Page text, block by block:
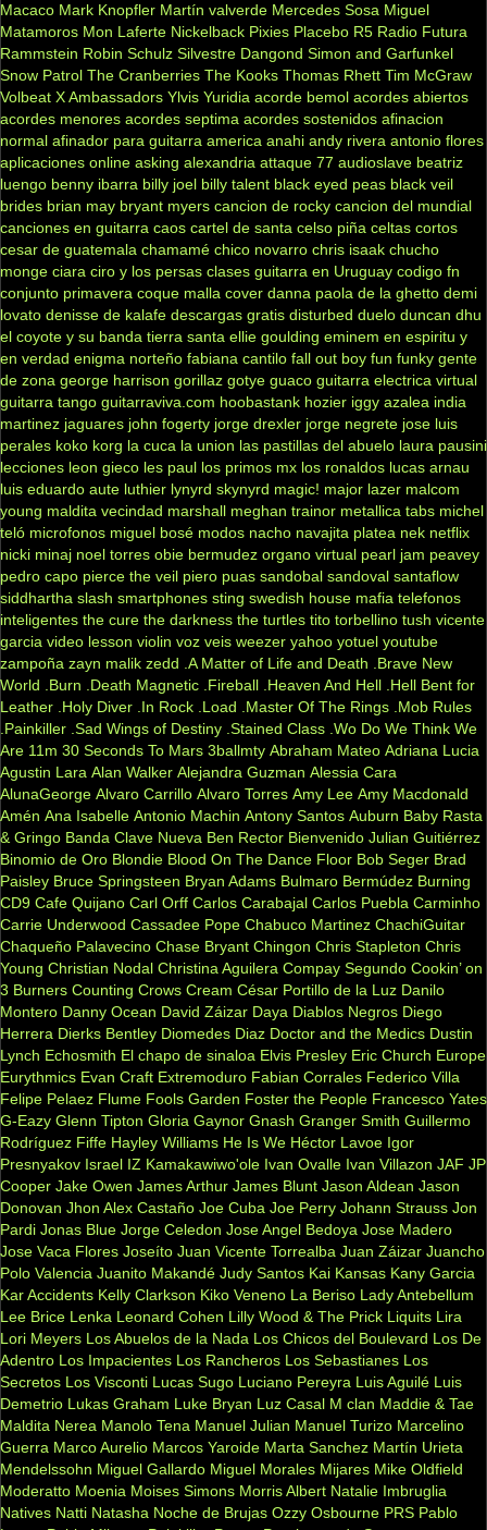
Macaco Mark Knopfler Martín valverde Mercedes Sosa Miguel
Matamoros Mon Laferte Nickelback Pixies Placebo R5 Radio Futura
Rammstein Robin Schulz Silvestre Dangond Simon and Garfunkel
Snow Patrol The Cranberries The Kooks Thomas Rhett Tim McGraw
Volbeat X Ambassadors Ylvis Yuridia acorde bemol acordes abiertos
acordes menores acordes septima acordes sostenidos afinacion
normal afinador para guitarra america anahi andy rivera antonio flores
aplicaciones online asking alexandria attaque 77 audioslave beatriz
luengo benny ibarra billy joel billy talent black eyed peas black veil
brides brian may bryant myers cancion de rocky cancion del mundial
canciones en guitarra caos cartel de santa celso piña celtas cortos
cesar de guatemala chamamé chico novarro chris isaak chucho
monge ciara ciro y los persas clases guitarra en Uruguay codigo fn
conjunto primavera coque malla cover danna paola de la ghetto demi
lovato denisse de kalafe descargas gratis disturbed duelo duncan dhu
el coyote y su banda tierra santa ellie goulding eminem en espiritu y
en verdad enigma norteño fabiana cantilo fall out boy fun funky gente
de zona george harrison gorillaz gotye guaco guitarra electrica virtual
guitarra tango guitarraviva.com hoobastank hozier iggy azalea india
martinez jaguares john fogerty jorge drexler jorge negrete jose luis
perales koko korg la cuca la union las pastillas del abuelo laura pausini
lecciones leon gieco les paul los primos mx los ronaldos lucas arnau
luis eduardo aute luthier lynyrd skynyrd magic! major lazer malcom
young maldita vecindad marshall meghan trainor metallica tabs michel
teló microfonos miguel bosé modos nacho navajita platea nek netflix
nicki minaj noel torres obie bermudez organo virtual pearl jam peavey
pedro capo pierce the veil piero puas sandobal sandoval santaflow
siddhartha slash smartphones sting swedish house mafia telefonos
inteligentes the cure the darkness the turtles tito torbellino tush vicente
garcia video lesson violin voz veis weezer yahoo yotuel youtube
zampoña zayn malik zedd .A Matter of Life and Death
.Brave New
World
.Burn .Death Magnetic .Fireball .Heaven And Hell .Hell Bent for
Leather .Holy Diver .In Rock .Load .Master Of The Rings .Mob Rules
.Painkiller .Sad Wings of Destiny .Stained Class .Wo Do We Think We
Are 11m 30 Seconds To Mars 3ballmty Abraham Mateo Adriana Lucia
Agustin Lara Alan Walker Alejandra Guzman Alessia Cara
AlunaGeorge Alvaro Carrillo Alvaro Torres Amy Lee Amy Macdonald
Amén Ana Isabelle Antonio Machin Antony Santos Auburn Baby Rasta
& Gringo Banda Clave Nueva Ben Rector Bienvenido Julian Guitiérrez
Binomio de Oro Blondie Blood On The Dance Floor Bob Seger Brad
Paisley Bruce Springsteen Bryan Adams Bulmaro Bermúdez Burning
CD9 Cafe Quijano Carl Orff Carlos Carabajal Carlos Puebla Carminho
Carrie Underwood Cassadee Pope Chabuco Martinez ChachiGuitar
Chaqueño Palavecino Chase Bryant Chingon Chris Stapleton Chris
Young Christian Nodal Christina Aguilera Compay Segundo Cookin’ on
3 Burners Counting Crows Cream César Portillo de la Luz Danilo
Montero Danny Ocean David Záizar Daya Diablos Negros Diego
Herrera Dierks Bentley Diomedes Diaz Doctor and the Medics Dustin
Lynch Echosmith El chapo de sinaloa Elvis Presley Eric Church Europe
Eurythmics Evan Craft Extremoduro Fabian Corrales Federico Villa
Felipe Pelaez Flume Fools Garden Foster the People Francesco Yates
G-Eazy Glenn Tipton Gloria Gaynor Gnash Granger Smith Guillermo
Rodríguez Fiffe Hayley Williams He Is We Héctor Lavoe Igor
Presnyakov Israel IZ Kamakawiwo'ole Ivan Ovalle Ivan Villazon JAF JP
Cooper Jake Owen James Arthur James Blunt Jason Aldean Jason
Donovan Jhon Alex Castaño Joe Cuba Joe Perry Johann Strauss Jon
Pardi Jonas Blue Jorge Celedon Jose Angel Bedoya Jose Madero
Jose Vaca Flores Joseíto Juan Vicente Torrealba Juan Záizar Juancho
Polo Valencia Juanito Makandé Judy Santos Kai Kansas Kany Garcia
Kar Accidents Kelly Clarkson Kiko Veneno La Beriso Lady Antebellum
Lee Brice Lenka Leonard Cohen Lilly Wood & The Prick Liquits Lira
Lori Meyers Los Abuelos de la Nada Los Chicos del Boulevard Los De
Adentro Los Impacientes Los Rancheros Los Sebastianes Los
Secretos Los Visconti Lucas Sugo Luciano Pereyra Luis Aguilé Luis
Demetrio Lukas Graham Luke Bryan Luz Casal M clan Maddie & Tae
Maldita Nerea Manolo Tena Manuel Julian Manuel Turizo Marcelino
Guerra Marco Aurelio Marcos Yaroide Marta Sanchez Martín Urieta
Mendelssohn Miguel Gallardo Miguel Morales Mijares Mike Oldfield
Moderatto Moenia Moises Simons Morris Albert Natalie Imbruglia
Natives Natti Natasha Noche de Brujas Ozzy Osbourne PRS Pablo